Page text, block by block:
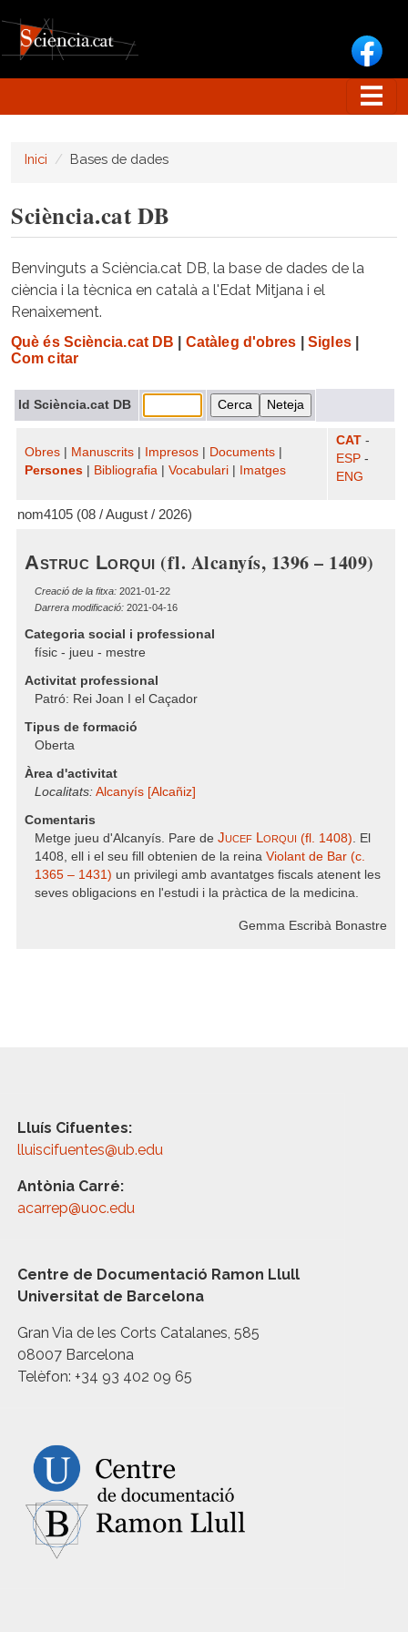
Inici Bases de dades
Sciència.cat DB
Benvinguts a Sciència.cat DB, la base de dades de la
ciència i la tècnica en català a l'Edat Mitjana i el
Renaixement.
Què és Sciència.cat DB Catàleg d'obres Sigles|
Com citar
Id Sciència.cat DB
Obres Manuscrits Impresos Documents
Persones
Bibliografia Vocabulari Imatges
CAT -
ESP -
ENG
nom4105 (08 / August / 2026)
Astruc Lorqui (fl. Alcanyís, 1396 – 1409)
Creació de la fitxa: 2021-01-22
Darrera modificació: 2021-04-16
Categoria social i professional
físic - jueu - mestre
Activitat professional
Patró: Rei Joan I el Caçador
Tipus de formació
Oberta
Àrea d'activitat
Localitats: Alcanyís [Alcañiz]
Comentaris
Metge jueu d'Alcanyís. Pare de Jucef Lorqui (fl. 1408). El
1408, ell i el seu fill obtenien de la reina Violant de Bar (c.
1365 – 1431) un privilegi amb avantatges fiscals atenent les
seves obligacions en l'estudi i la pràctica de la medicina.
Gemma Escribà Bonastre
Lluís Cifuentes:
lluiscifuentes@ub.edu
Antònia Carré:
acarrep@uoc.edu
Centre de Documentació Ramon Llull
Universitat de Barcelona
Gran Via de les Corts Catalanes, 585
08007 Barcelona
Telèfon: +34 93 402 09 65